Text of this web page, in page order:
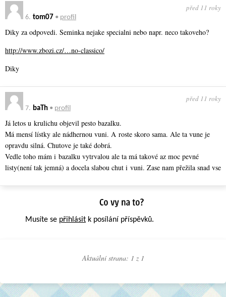
6. tom07 • profil
před 11 roky
Diky za odpovedi. Seminka nejake specialni nebo napr. neco takoveho?
http://www.zbozi.cz/…no-classico/
Diky
7. baTh • profil
před 11 roky
Já letos u krulichu objevil pesto bazalku.
Má mensí lístky ale nádhernou vuni. A roste skoro sama. Ale ta vune je
opravdu silná. Chutove je také dobrá.
Vedle toho mám i bazalku vytrvalou ale ta má takové az moc pevné
listy(není tak jemná) a docela slabou chut i vuni. Zase nam přežila snad vse
Musíte se přihlásit k posílání příspěvků.
Aktuální strana: 1 z 1